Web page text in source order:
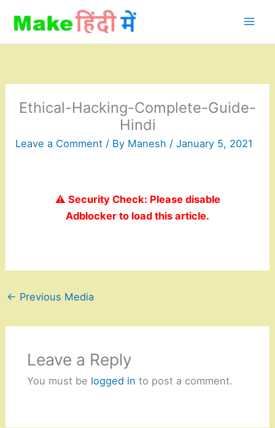
content
Ethical-Hacking-Complete-Guide-
Hindi
Leave a Comment / By Manesh /January 5, 2021
⚠️ Security Check: Please disable
Adblocker to load this article.
← Previous Media
Leave a Reply
You must be logged in to post a comment.